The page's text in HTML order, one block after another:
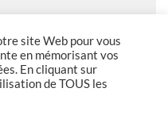
site Web pour vous
en mémorisant vos
En cliquant sur
de TOUS les